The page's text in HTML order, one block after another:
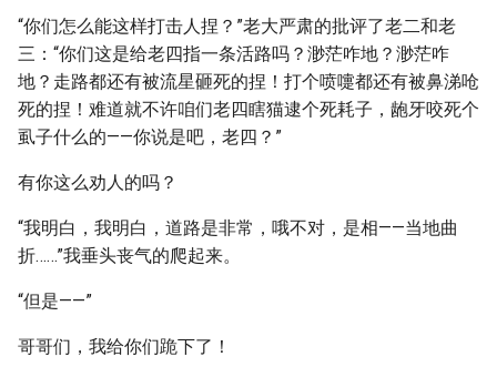
“你们怎么能这样打击人捏？”老大严肃的批评了老二和老
三：“你们这是给老四指一条活路吗？渺茫咋地？渺茫咋
地？走路都还有被流星砸死的捏！打个喷嚏都还有被鼻涕呛
死的捏！难道就不许咱们老四瞎猫逮个死耗子，龅牙咬死个
虱子什么的——你说是吧，老四？”
有你这么劝人的吗？
“我明白，我明白，道路是非常，哦不对，是相——当地曲
折……”我垂头丧气的爬起来。
“但是——”
哥哥们，我给你们跪下了！